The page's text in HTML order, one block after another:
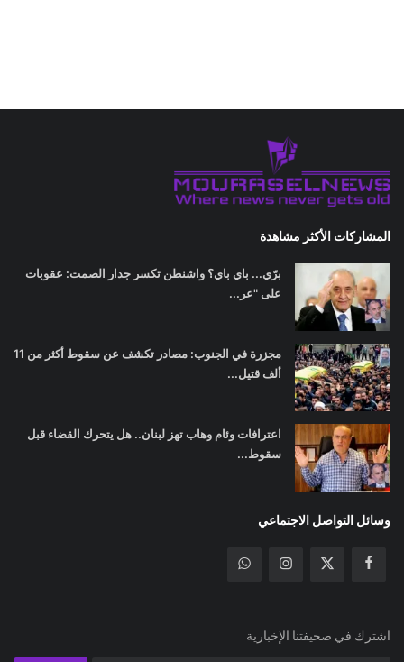
المشاركات الأكثر مشاهدة
برّي... باي باي؟ واشنطن تكسر جدار الصمت: عقوبات
على "عر...
مجزرة في الجنوب: مصادر تكشف عن سقوط أكثر من 11
ألف قتيل...
اعترافات وئام وهاب تهز لبنان.. هل يتحرك القضاء قبل
سقوط...
وسائل التواصل الاجتماعي
اشترك في صحيفتنا الإخبارية